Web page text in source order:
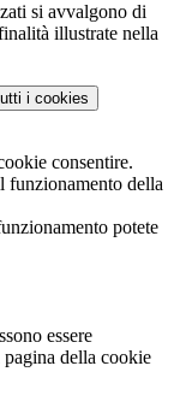
si avvalgono di
illustrate nella
i cookies
consentire.
funzionamento della
potete
essere
della cookie